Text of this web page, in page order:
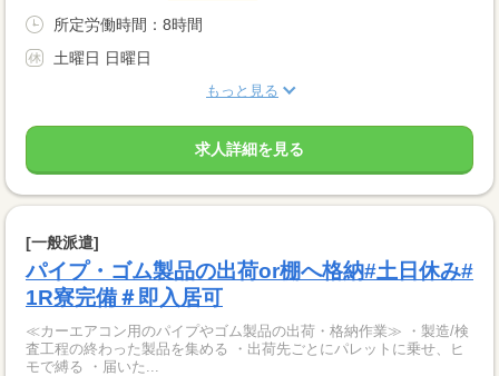
所定労働時間：8時間
土曜日 日曜日
もっと見る
求人詳細を見る
[一般派遣]
パイプ・ゴム製品の出荷or棚へ格納#土日休み#
1R寮完備＃即入居可
≪カーエアコン用のパイプやゴム製品の出荷・格納作業≫ ・製造/検
査工程の終わった製品を集める ・出荷先ごとにパレットに乗せ、ヒ
モで縛る ・届いた...